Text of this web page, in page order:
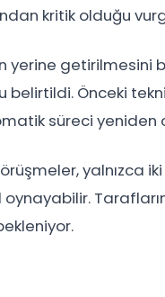
kritik olduğu
yerine
Önceki
süreci yeniden
yalnızca